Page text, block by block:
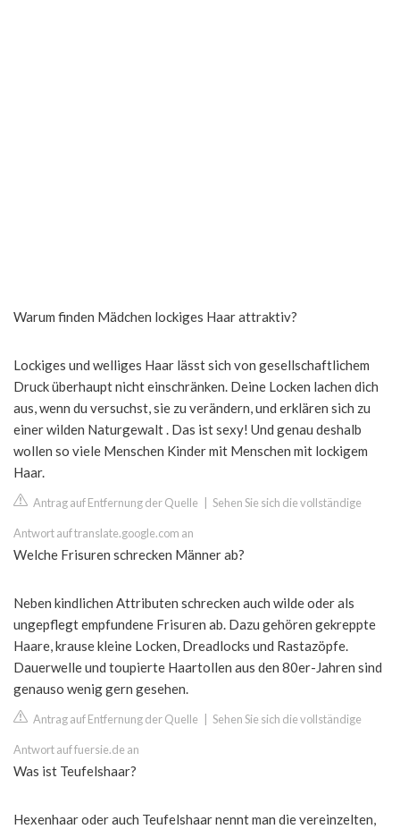
Warum finden Mädchen lockiges Haar attraktiv?
Lockiges und welliges Haar lässt sich von gesellschaftlichem
Druck überhaupt nicht einschränken. Deine Locken lachen dich
aus, wenn du versuchst, sie zu verändern, und erklären sich zu
einer wilden Naturgewalt . Das ist sexy! Und genau deshalb
wollen so viele Menschen Kinder mit Menschen mit lockigem
Haar.
Antrag auf Entfernung der Quelle Sehen Sie sich die vollständige
Antwort auf translate.google.com an
Welche Frisuren schrecken Männer ab?
Neben kindlichen Attributen schrecken auch wilde oder als
ungepflegt empfundene Frisuren ab. Dazu gehören gekreppte
Haare, krause kleine Locken, Dreadlocks und Rastazöpfe.
Dauerwelle und toupierte Haartollen aus den 80er-Jahren sind
genauso wenig gern gesehen.
Antrag auf Entfernung der Quelle Sehen Sie sich die vollständige
Antwort auf fuersie.de an
Was ist Teufelshaar?
Hexenhaar oder auch Teufelshaar nennt man die vereinzelten,